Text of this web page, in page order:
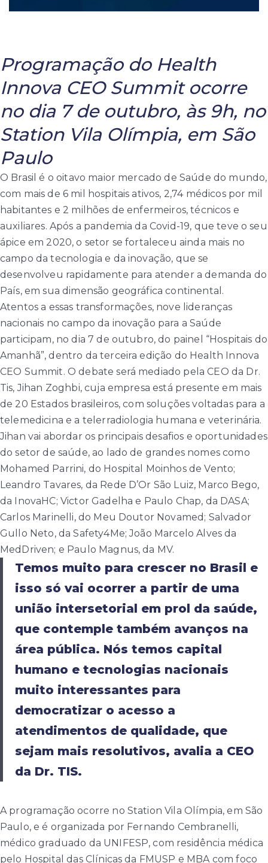
Programação do Health
Innova CEO Summit ocorre
no dia 7 de outubro, às 9h, no
Station Vila Olímpia, em São
Paulo
O Brasil é o oitavo maior mercado de Saúde do mundo,
com mais de 6 mil hospitais ativos, 2,74 médicos por mil
habitantes e 2 milhões de enfermeiros, técnicos e
auxiliares. Após a pandemia da Covid-19, que teve o seu
ápice em 2020, o setor se fortaleceu ainda mais no
campo da tecnologia e da inovação, que se
desenvolveu rapidamente para atender a demanda do
País, em sua dimensão geográfica continental.
Atentos a essas transformações, nove lideranças
nacionais no campo da inovação para a Saúde
participam, no dia 7 de outubro, do painel “Hospitais do
Amanhã”, dentro da terceira edição do Health Innova
CEO Summit. O debate será mediado pela CEO da Dr.
Tis, Jihan Zoghbi, cuja empresa está presente em mais
de 20 Estados brasileiros, com soluções voltadas para a
telemedicina e a telerradiologia humana e veterinária.
Jihan vai abordar os principais desafios e oportunidades
do setor de saúde, ao lado de grandes nomes como
Mohamed Parrini, do Hospital Moinhos de Vento;
Leandro Tavares, da Rede D’Or São Luiz, Marco Bego,
da InovaHC; Victor Gadelha e Paulo Chap, da DASA;
Carlos Marinelli, do Meu Doutor Novamed; Salvador
Gullo Neto, da Safety4Me; João Marcelo Alves da
MedDriven; e Paulo Magnus, da MV.
Temos muito para crescer no Brasil e
isso só vai ocorrer a partir de uma
união intersetorial em prol da saúde,
que contemple também avanços na
área pública. Nós temos capital
humano e tecnologias nacionais
muito interessantes para
democratizar o acesso a
atendimentos de qualidade, que
sejam mais resolutivos, avalia a CEO
da Dr. TIS.
A programação ocorre no Station Vila Olímpia, em São
Paulo, e é organizada por Fernando Cembranelli,
médico graduado da UNIFESP, com residência médica
pelo Hospital das Clínicas da FMUSP e MBA com foco